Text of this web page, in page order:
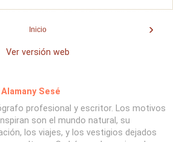
›
Inicio
Ver versión web
Sesé
profesional y escritor. Los motivos
son el mundo natural, su
los viajes, y los vestigios dejados